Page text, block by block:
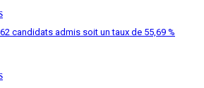
candidats admis soit un taux de 55,69 %